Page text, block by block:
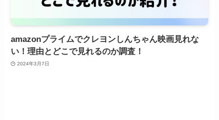
amazonプライムでクレヨンしんちゃん映画見れな
い！理由とどこで見れるのか調査！
2024年3月7日